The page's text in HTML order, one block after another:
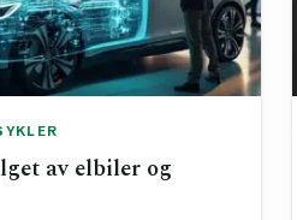
av elbiler og